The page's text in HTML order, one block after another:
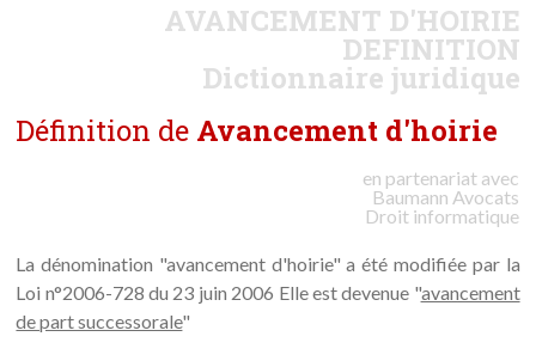
AVANCEMENT D'HOIRIE
DEFINITION
Dictionnaire juridique
Définition de Avancement d'hoirie
en partenariat avec
Baumann Avocats
Droit informatique
La dénomination "avancement d'hoirie" a été modifiée par la
Loi n°2006-728 du 23 juin 2006 Elle est devenue "avancement
de part successorale"